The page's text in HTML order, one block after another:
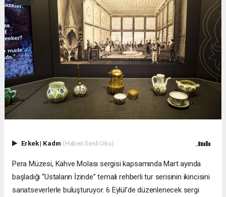
Erkek| Kadın (Haberi Sesli Oku)
Pera Müzesi, Kahve Molası sergisi kapsamında Mart ayında
başladığı “Ustaların İzinde” temalı rehberli tur serisinin ikincisini
sanatseverlerle buluşturuyor. 6 Eylül’de düzenlenecek sergi